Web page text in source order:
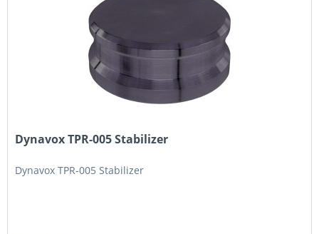
Dynavox TPR-005 Stabilizer
Dynavox TPR-005 Stabilizer